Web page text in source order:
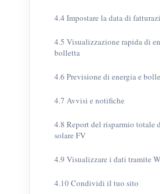
4.4 Impostare la data di
4.5 Visualizzazione rapida di
bolletta
4.6 Previsione di energia e
4.7 Avvisi e notifiche
4.8 Report del risparmio totale
solare FV
4.9 Visualizzare i dati tramite
4.10 Condividi il tuo sito